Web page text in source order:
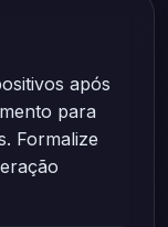
após
para
Formalize